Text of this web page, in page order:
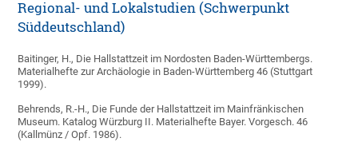
Regional- und Lokalstudien (Schwerpunkt
Süddeutschland)
Baitinger, H., Die Hallstattzeit im Nordosten Baden-Württembergs.
Materialhefte zur Archäologie in Baden-Württemberg 46 (Stuttgart
1999).
Behrends, R.-H., Die Funde der Hallstattzeit im Mainfränkischen
Museum. Katalog Würzburg II. Materialhefte Bayer. Vorgesch. 46
(Kallmünz / Opf. 1986).